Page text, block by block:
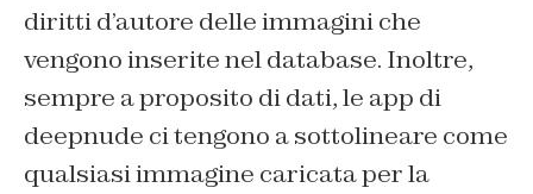
diritti d’autore delle immagini che
vengono inserite nel database. Inoltre,
sempre a proposito di dati, le app di
deepnude ci tengono a sottolineare come
qualsiasi immagine caricata per la